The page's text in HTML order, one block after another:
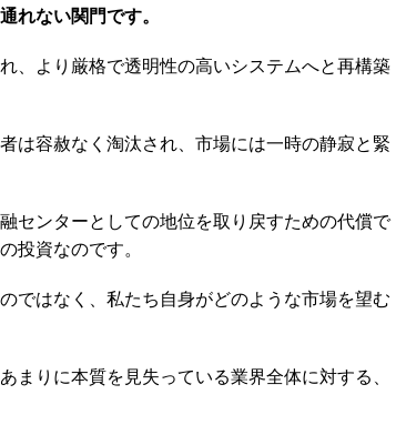
れない関門です。
、より厳格で透明性の高いシステムへと再構築
は容赦なく淘汰され、市場には一時の静寂と緊
センターとしての地位を取り戻すための代償で
投資なのです。
ではなく、私たち自身がどのような市場を望む
まりに本質を見失っている業界全体に対する、